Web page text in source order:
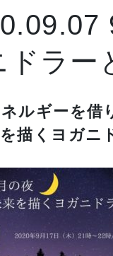
ドラー
ルギーを借
を描くヨガニ